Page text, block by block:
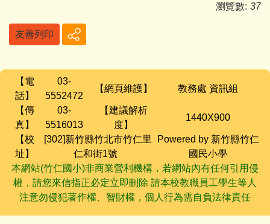
瀏覽數: 37
友善列印
【電
話】
03-
5552472
【網頁維護】 教務處 資訊組
【傳
真】
03-
5516013
【建議解析
度】
1440X900
【校
址】
[302]新竹縣竹北市竹仁里
仁和街1號
Powered by 新竹縣竹仁
國民小學
本網站(竹仁國小)非商業營利機構，若網站內有任何引用侵
權，請您來信指正必定立即刪除 請本校教職員工學生等人
注意勿侵犯著作權、智財權，個人行為需自負法律責任